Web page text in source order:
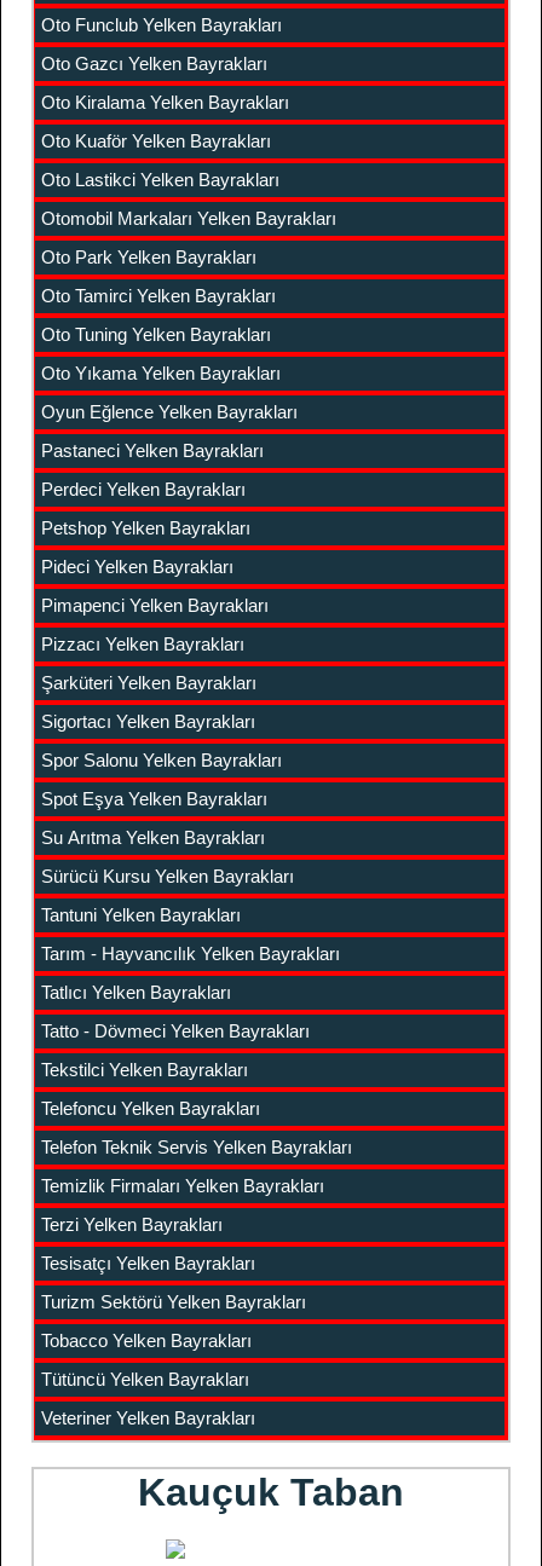
Oto Funclub Yelken Bayrakları
Oto Gazcı Yelken Bayrakları
Oto Kiralama Yelken Bayrakları
Oto Kuaför Yelken Bayrakları
Oto Lastikci Yelken Bayrakları
Otomobil Markaları Yelken Bayrakları
Oto Park Yelken Bayrakları
Oto Tamirci Yelken Bayrakları
Oto Tuning Yelken Bayrakları
Oto Yıkama Yelken Bayrakları
Oyun Eğlence Yelken Bayrakları
Pastaneci Yelken Bayrakları
Perdeci Yelken Bayrakları
Petshop Yelken Bayrakları
Pideci Yelken Bayrakları
Pimapenci Yelken Bayrakları
Pizzacı Yelken Bayrakları
Şarküteri Yelken Bayrakları
Sigortacı Yelken Bayrakları
Spor Salonu Yelken Bayrakları
Spot Eşya Yelken Bayrakları
Su Arıtma Yelken Bayrakları
Sürücü Kursu Yelken Bayrakları
Tantuni Yelken Bayrakları
Tarım - Hayvancılık Yelken Bayrakları
Tatlıcı Yelken Bayrakları
Tatto - Dövmeci Yelken Bayrakları
Tekstilci Yelken Bayrakları
Telefoncu Yelken Bayrakları
Telefon Teknik Servis Yelken Bayrakları
Temizlik Firmaları Yelken Bayrakları
Terzi Yelken Bayrakları
Tesisatçı Yelken Bayrakları
Turizm Sektörü Yelken Bayrakları
Tobacco Yelken Bayrakları
Tütüncü Yelken Bayrakları
Veteriner Yelken Bayrakları
Kauçuk Taban